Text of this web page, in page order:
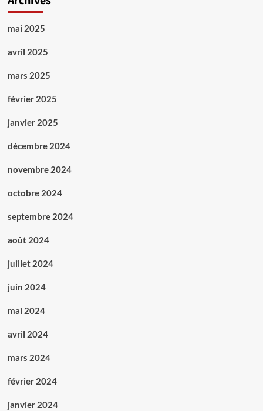
mai 2025
avril 2025
mars 2025
février 2025
janvier 2025
décembre 2024
novembre 2024
octobre 2024
septembre 2024
août 2024
juillet 2024
juin 2024
mai 2024
avril 2024
mars 2024
février 2024
janvier 2024